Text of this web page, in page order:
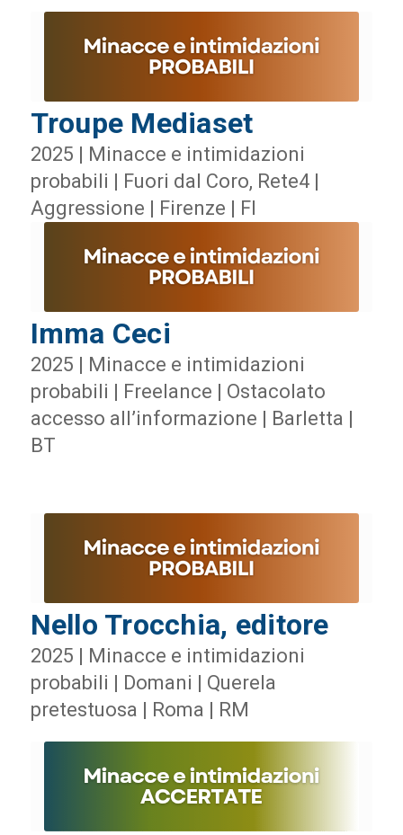
Troupe Mediaset
2025 | Minacce e intimidazioni
probabili | Fuori dal Coro, Rete4 |
Aggressione | Firenze | FI
Imma Ceci
2025 | Minacce e intimidazioni
probabili | Freelance | Ostacolato
accesso all’informazione | Barletta |
BT
Nello Trocchia, editore
2025 | Minacce e intimidazioni
probabili | Domani | Querela
pretestuosa | Roma | RM